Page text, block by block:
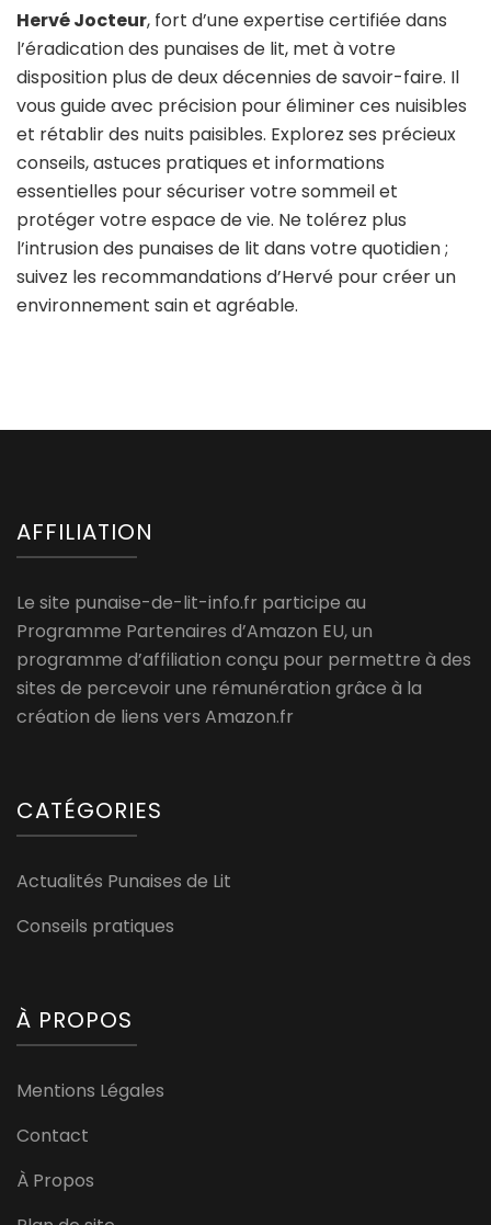
Hervé Jocteur, fort d’une expertise certifiée dans
l’éradication des punaises de lit, met à votre
disposition plus de deux décennies de savoir-faire. Il
vous guide avec précision pour éliminer ces nuisibles
et rétablir des nuits paisibles. Explorez ses précieux
conseils, astuces pratiques et informations
essentielles pour sécuriser votre sommeil et
protéger votre espace de vie. Ne tolérez plus
l’intrusion des punaises de lit dans votre quotidien ;
suivez les recommandations d’Hervé pour créer un
environnement sain et agréable.
AFFILIATION
Le site punaise-de-lit-info.fr participe au
Programme Partenaires d’Amazon EU, un
programme d’affiliation conçu pour permettre à des
sites de percevoir une rémunération grâce à la
création de liens vers Amazon.fr
CATÉGORIES
Actualités Punaises de Lit
Conseils pratiques
À PROPOS
Mentions Légales
Contact
À Propos